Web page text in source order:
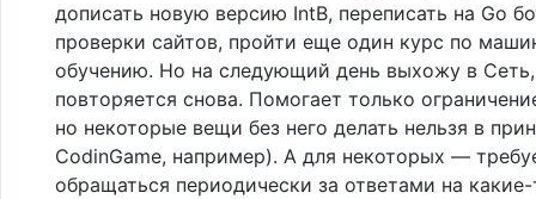
дописать новую версию IntB, переписать на Go
проверки сайтов, пройти еще один курс по
обучению. Но на следующий день выхожу в
повторяется снова. Помогает только
но некоторые вещи без него делать нельзя в
CodinGame, например). А для некоторых —
обращаться периодически за ответами на